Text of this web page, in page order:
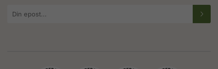
postadress